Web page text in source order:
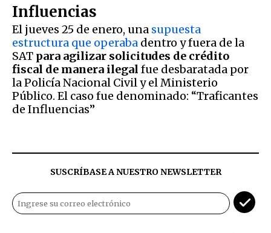
Influencias
El jueves 25 de enero, una supuesta
estructura que operaba dentro y fuera de la
SAT para agilizar solicitudes de crédito
fiscal de manera ilegal fue desbaratada por
la Policía Nacional Civil y el Ministerio
Público. El caso fue denominado: “Traficantes
de Influencias”
SUSCRÍBASE A NUESTRO NEWSLETTER